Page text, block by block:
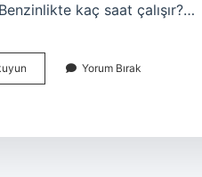
kaç saat çalışır?…
Akaryakıt
Pompacısı
Yorum Bırak